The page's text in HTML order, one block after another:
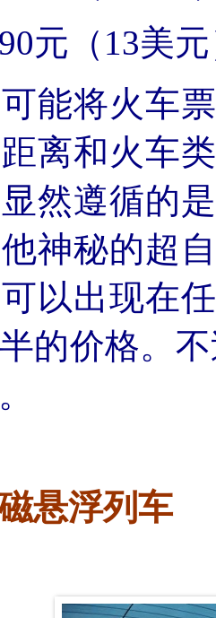
90元（ 13美
能将火车
离和火车
然遵循的
神秘的超
以出现在
的价格。
悬浮列车